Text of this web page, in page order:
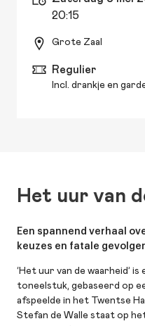
20:15
Grote Zaal
Regulier
Incl. drankje en
Het uur van
Een spannend verhaal
keuzes en fatale
‘Het uur van de waarheid’
toneelstuk, gebaseerd op
afspeelde in het Twentse
Stefan de Walle staat op